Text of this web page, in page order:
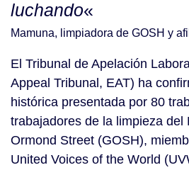
luchando«
Mamuna, limpiadora de GOSH y
El Tribunal de Apelación
Appeal Tribunal, EAT) ha
histórica presentada por 80
trabajadores de la limpieza del
Ormond Street (GOSH),
United Voices of the World